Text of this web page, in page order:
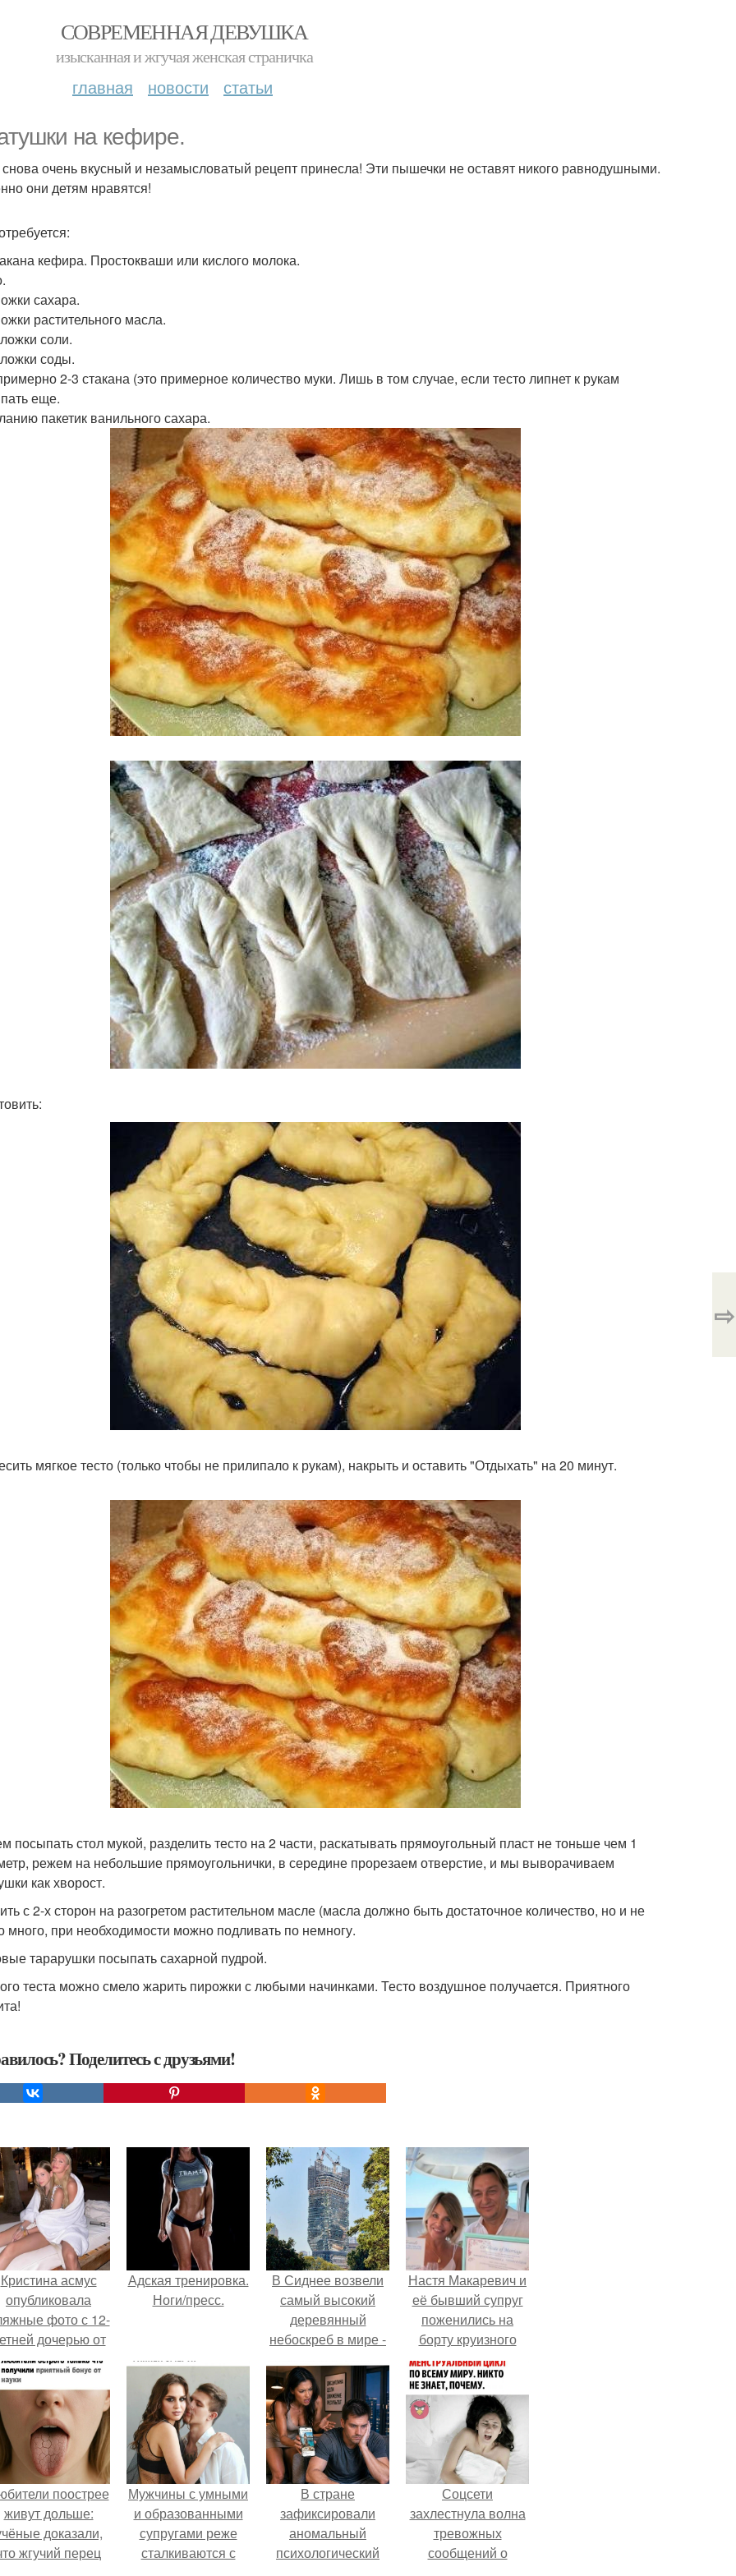
СОВРЕМЕННАЯ ДЕВУШКА
изысканная и жгучая женская страничка
главная новости статьи
на кефире.
очень вкусный и незамысловатый рецепт принесла! Эти пышечки не оставят никого равнодушными.
они детям нравятся!
кефира. Простокваши или кислого молока.
сахара.
растительного масла.
соли.
соды.
2-3 стакана (это примерное количество муки. Лишь в том случае, если тесто липнет к рукам
еще.
пакетик ванильного сахара.
мягкое тесто (только чтобы не прилипало к рукам), накрыть и оставить "Отдыхать" на 20 минут.
посыпать стол мукой, разделить тесто на 2 части, раскатывать прямоугольный пласт не тоньше чем 1
режем на небольшие прямоугольнички, в середине прорезаем отверстие, и мы выворачиваем
как хворост.
с 2-х сторон на разогретом растительном масле (масла должно быть достаточное количество, но и не
много, при необходимости можно подливать по немногу.
тарарушки посыпать сахарной пудрой.
теста можно смело жарить пирожки с любыми начинками. Тесто воздушное получается. Приятного
Поделитесь с друзьями!
⇨
Кристина асмус
опубликовала
фото с 12-
дочерью от
Харламова.
Адская тренировка.
Ноги/пресс.
В Сиднее возвели
самый высокий
деревянный
небоскреб в мире -
Настя Макаревич и
её бывший супруг
поженились на
борту круизного
лайнера.
поострее
живут дольше:
доказали,
жгучий перец
Мужчины с умными
и образованными
супругами реже
сталкиваются с
В стране
зафиксировали
аномальный
психологический
Соцсети
захлестнула волна
тревожных
сообщений о